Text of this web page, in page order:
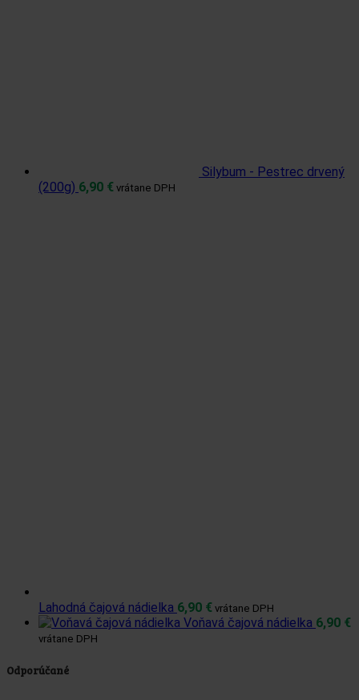
Silybum - Pestrec drvený
(200g) 6,90 € vrátane DPH
Lahodná čajová nádielka 6,90 € vrátane DPH
Voňavá čajová nádielka 6,90 €
vrátane DPH
Odporúčané